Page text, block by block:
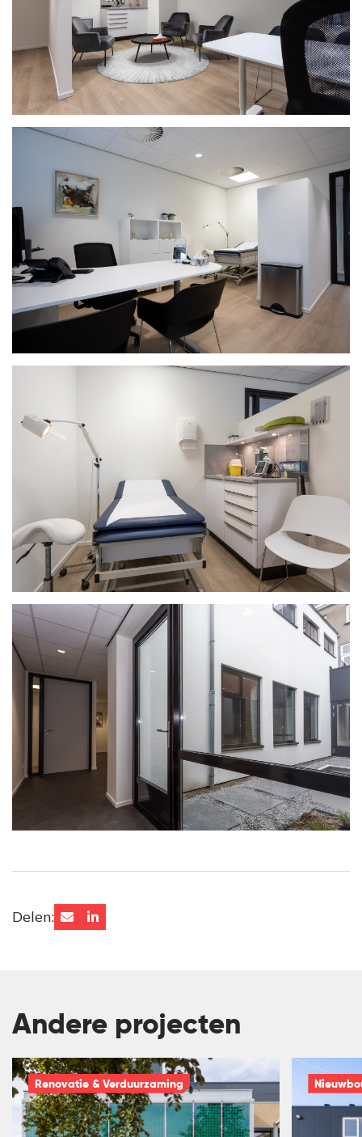
Delen:
Andere projecten
Renovatie & Verduurzaming